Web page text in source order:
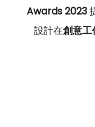
Awards 2023
設計在創意工